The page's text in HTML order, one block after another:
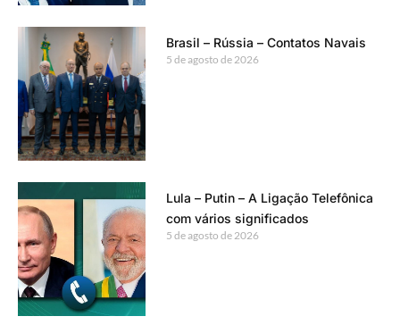
Brasil – Rússia – Contatos Navais
5 de agosto de 2026
Lula – Putin – A Ligação Telefônica
com vários significados
5 de agosto de 2026